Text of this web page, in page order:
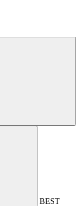
BEST